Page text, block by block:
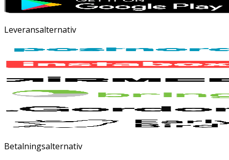
Leveransalternativ
Betalningsalternativ